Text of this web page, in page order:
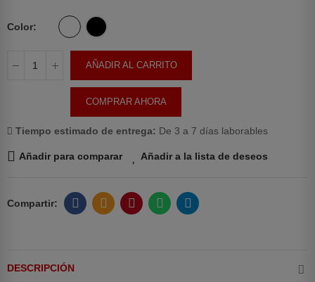
Color
AÑADIR AL CARRITO
COMPRAR AHORA
Tiempo estimado de entrega: De 3 a 7 días laborables
Añadir para comparar Añadir a la lista de deseos
DESCRIPCIÓN